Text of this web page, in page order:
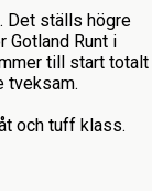
Det ställs högre
Gotland Runt i
till start totalt
tveksam.
och tuff klass.